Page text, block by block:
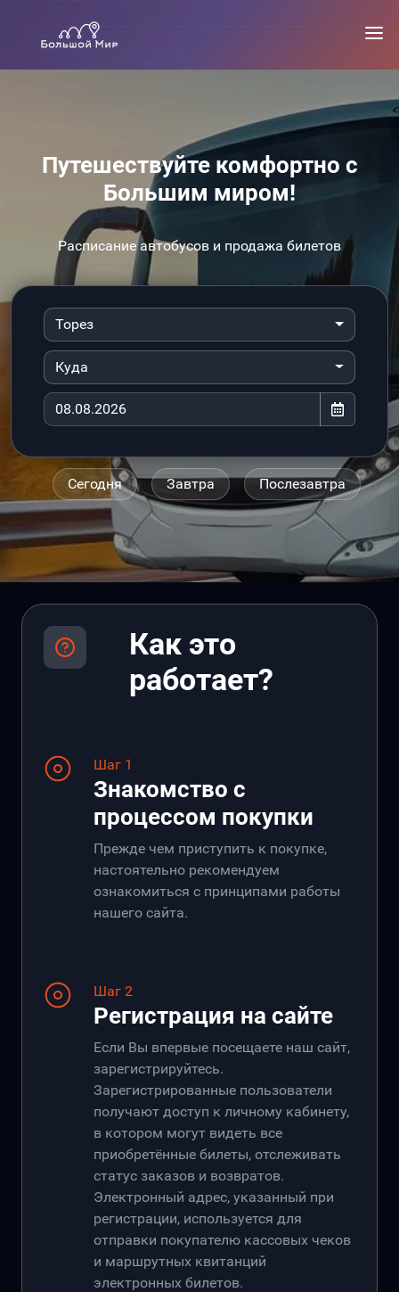
Путешествуйте комфортно с
Большим миром!
Расписание автобусов и продажа билетов
Торез
Куда
Сегодня Завтра Послезавтра
Как это
работает?
Шаг 1
Знакомство с
процессом покупки
Прежде чем приступить к покупке,
настоятельно рекомендуем
ознакомиться с принципами работы
нашего сайта.
Шаг 2
Регистрация на сайте
Если Вы впервые посещаете наш сайт,
зарегистрируйтесь.
Зарегистрированные пользователи
получают доступ к личному кабинету,
в котором могут видеть все
приобретённые билеты, отслеживать
статус заказов и возвратов.
Электронный адрес, указанный при
регистрации, используется для
отправки покупателю кассовых чеков
и маршрутных квитанций
электронных билетов.